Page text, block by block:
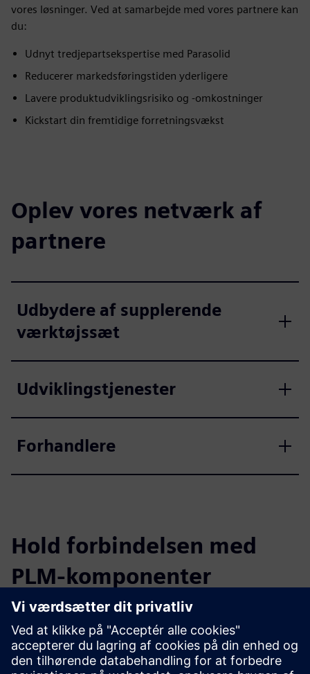
vores løsninger. Ved at samarbejde med vores partnere kan
du:
Udnyt tredjepartsekspertise med Parasolid
Reducerer markedsføringstiden yderligere
Lavere produktudviklingsrisiko og -omkostninger
Kickstart din fremtidige forretningsvækst
Oplev vores netværk af
partnere
Udbydere af supplerende
værktøjssæt
Udviklingstjenester
Forhandlere
Hold forbindelsen med
PLM-komponenter
Læs bloggen